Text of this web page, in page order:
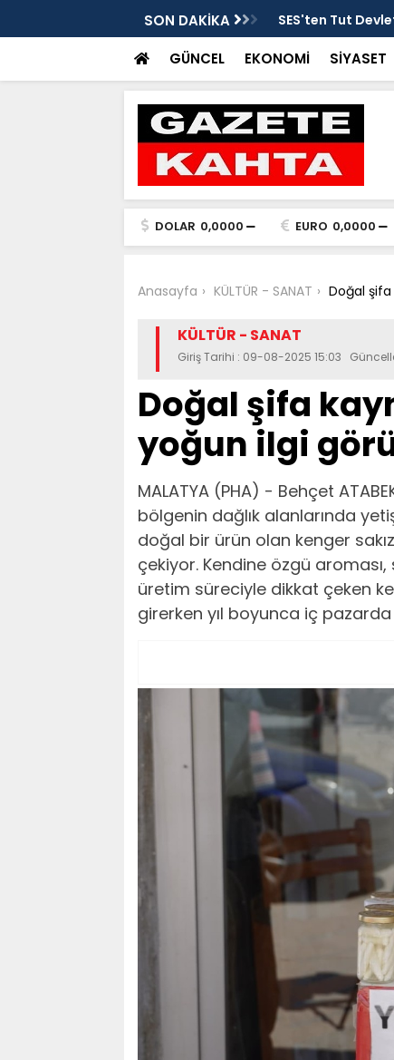
SON DAKİKA
tarafsızlık ve liyakat açıklaması
SES'ten Tut
şekilde
GÜNCEL EKONOMİ SİYASET
DOLAR 0,0000 EURO 0,0000
Anasayfa KÜLTÜR - SANAT Doğal şifa
KÜLTÜR - SANAT
Giriş Tarihi : 09-08-2025 15:03
Doğal şifa
yoğun ilgi
MALATYA (PHA) - Behçet
bölgenin dağlık alanlarında
doğal bir ürün olan kenger
çekiyor. Kendine özgü
üretim süreciyle dikkat çeken
girerken yıl boyunca iç